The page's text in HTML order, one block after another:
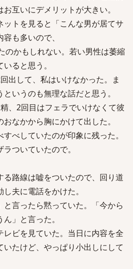
互いにデメリットが大きい。
ットを見ると「こんな男が居てサ
も多いので、
のかもしれない。若い男性は萎縮
ると思う。
出して、私はいけなかった。ま
いうのも無理な話だと思う。
、2回目はフェラでいけなくて彼
なかから胸にかけて出した。
べしていたのが印象に残った。
ついていたので。
路線は嘘をついたので、回り道
夫に電話をかけた。
と言ったら黙っていた。「今から
」と言った。
ビを見ていた。当日に内容を全
たけど、やっぱり小出しにして